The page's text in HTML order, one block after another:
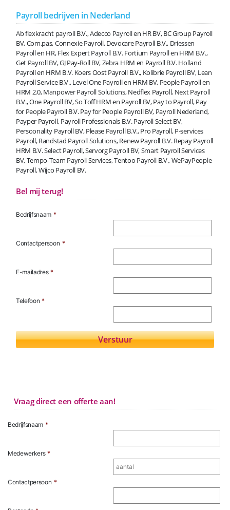
Payroll bedrijven in Nederland
Ab flexkracht payroll B.V., Adecco Payroll en HR BV, BC Group Payroll
BV, Com.pas, Connexie Payroll, Devocare Payroll B.V., Driessen
Payroll en HR, Flex Expert Payroll B.V. Fortium Payroll en HRM B.V.,
Get Payroll BV, GJ Pay-Roll BV, Zebra HRM en Payroll B.V. Holland
Payroll en HRM B.V. Koers Oost Payroll B.V., Kolibrie Payroll BV, Lean
Payroll Service B.V., Level One Payroll en HRM BV, People Payroll en
HRM 2.0, Manpower Payroll Solutions, Nedflex Payroll, Next Payroll
B.V., One Payroll BV, So Toff HRM en Payroll BV, Pay to Payroll, Pay
for People Payroll B.V. Pay for People Payroll BV, Payroll Nederland,
Payper Payroll, Payroll Professionals B.V. Payroll Select BV,
Persoonality Payroll BV, Please Payroll B.V., Pro Payroll, P-services
Payroll, Randstad Payroll Solutions, Renew Payroll B.V. Repay Payroll
HRM B.V. Select Payroll, Servorg Payroll BV, Smart Payroll Services
BV, Tempo-Team Payroll Services, Tentoo Payroll B.V., WePayPeople
Payroll, Wijco Payroll BV.
Bel mij terug!
Bedrijfsnaam *
Contactpersoon *
E-mailadres *
Telefoon *
Vraag direct een offerte aan!
Bedrijfsnaam *
Medewerkers *
Contactpersoon *